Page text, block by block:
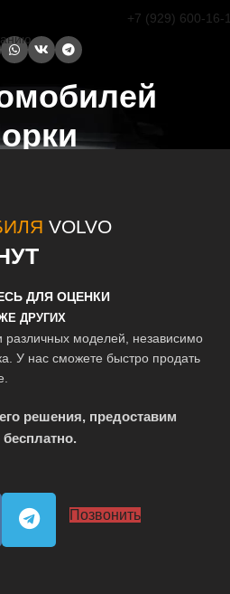
+7 (929) 600-16-
VOLVO
ДЛЯ ОЦЕНКИ
ДРУГИХ
различных моделей, независимо
У нас сможете быстро продать
решения, предоставим
Позвонить